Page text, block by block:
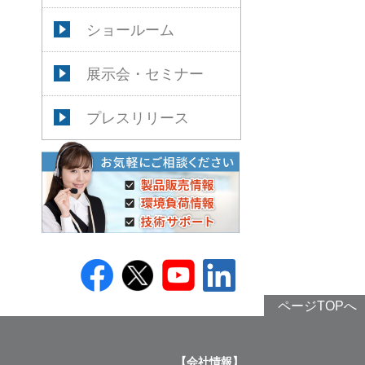
ショールーム
展示会・セミナー
プレスリリース
ページTOPへ
【会社情報】